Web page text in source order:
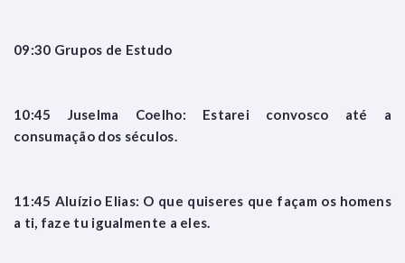
09:30 Grupos de Estudo
10:45 Juselma Coelho: Estarei convosco até a
consumação dos séculos.
11:45 Aluízio Elias: O que quiseres que façam os homens
a ti, faze tu igualmente a eles.